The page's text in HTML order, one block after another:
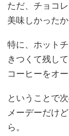
ただ、チョコ
美味しかったか
特に、ホット
きつくて残し
コーヒーをオ
ということで
メーデーだけ
ら。